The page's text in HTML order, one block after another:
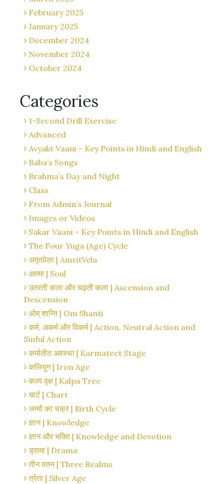
February 2025
January 2025
December 2024
November 2024
October 2024
Categories
1-Second Drill Exercise
Advanced
Avyakt Vaani – Key Points in Hindi and English
Baba’s Songs
Brahma’s Day and Night
Class
From Admin’s Journal
Images or Videos
Sakar Vaani – Key Points in Hindi and English
The Four Yuga (Age) Cycle
अमृतवेला | AmritVela
आत्मा | Soul
उतरती कला और चढ़ती कला | Ascension and
Descension
ओम् शान्ति | Om Shanti
कर्म, अकर्म और विकर्म | Action, Neutral Action and
Sinful Action
कर्मातीत अवस्था | Karmateet Stage
कलियुग | Iron Age
कल्प वृक्ष | Kalpa Tree
चार्ट | Chart
जन्मों का चक्र | Birth Cycle
ज्ञान | Knowledge
ज्ञान और भक्ति | Knowledge and Devotion
ड्रामा | Drama
तीन वतन | Three Realms
त्रेता | Silver Age